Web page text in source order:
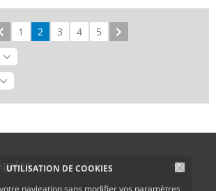
UTILISATION DE COOKIES
navigation sans modifier vos paramètres
Précédent
1 2 3 4 5